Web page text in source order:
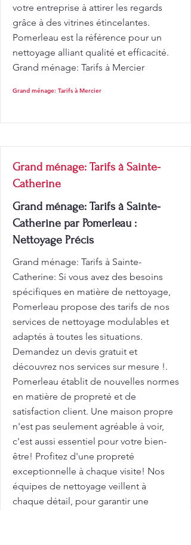
votre entreprise à attirer les regards
grâce à des vitrines étincelantes.
Pomerleau est la référence pour un
nettoyage alliant qualité et efficacité.
Grand ménage: Tarifs à Mercier
Grand ménage: Tarifs à Mercier
Grand ménage: Tarifs à Sainte-
Catherine
Grand ménage: Tarifs à Sainte-
Catherine par Pomerleau :
Nettoyage Précis
Grand ménage: Tarifs à Sainte-
Catherine: Si vous avez des besoins
spécifiques en matière de nettoyage,
Pomerleau propose des tarifs de nos
services de nettoyage modulables et
adaptés à toutes les situations.
Demandez un devis gratuit et
découvrez nos services sur mesure !.
Pomerleau établit de nouvelles normes
en matière de propreté et de
satisfaction client. Une maison propre
n'est pas seulement agréable à voir,
c'est aussi essentiel pour votre bien-
être! Profitez d'une propreté
exceptionnelle à chaque visite! Nos
équipes de nettoyage veillent à
chaque détail, pour garantir une